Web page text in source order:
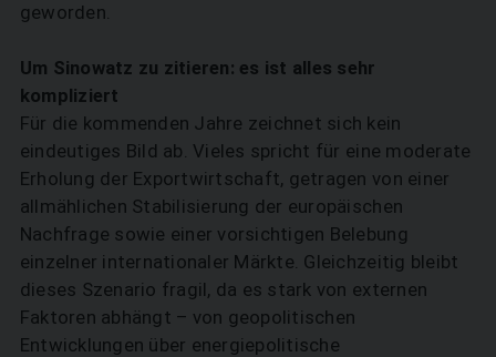
geworden.
Um Sinowatz zu zitieren: es ist alles sehr
kompliziert
Für die kommenden Jahre zeichnet sich kein
eindeutiges Bild ab. Vieles spricht für eine moderate
Erholung der Exportwirtschaft, getragen von einer
allmählichen Stabilisierung der europäischen
Nachfrage sowie einer vorsichtigen Belebung
einzelner internationaler Märkte. Gleichzeitig bleibt
dieses Szenario fragil, da es stark von externen
Faktoren abhängt – von geopolitischen
Entwicklungen über energiepolitische